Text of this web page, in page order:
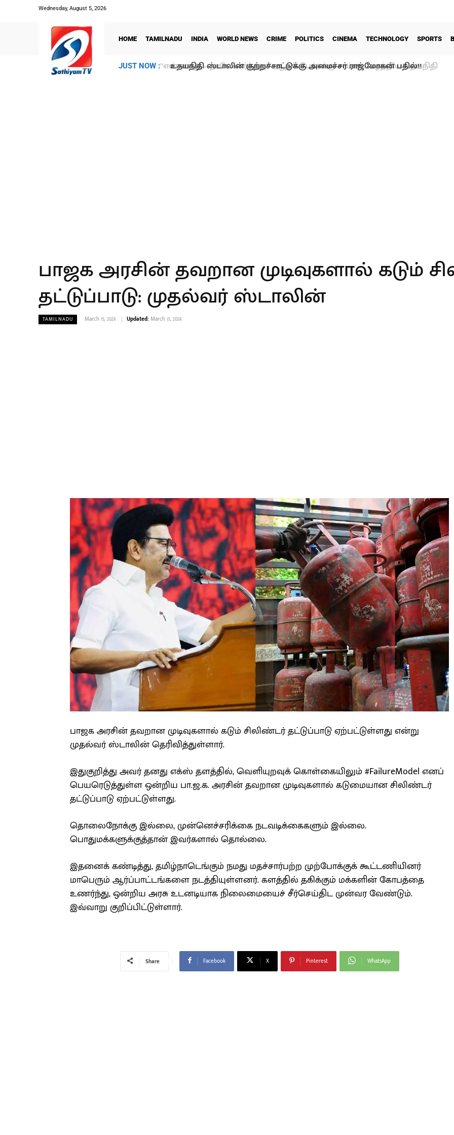
Wednesday, August 5, 2026
HOME TAMILNADU INDIA WORLD NEWS CRIME POLITICS CINEMA TECHNOLOGY SPORTS
JUST NOW : உதயநிதி ஸ்டாலின் குற்றச்சாட்டுக்கு அமைச்சர் ராஜ்மோகன் பதில்!!
பாஜக அரசின் தவறான முடிவுகளால் கடும்
தட்டுப்பாடு: முதல்வர் ஸ்டாலின்
TAMILNADU March 15, 2026 Updated: March 15, 2026
பாஜக அரசின் தவறான முடிவுகளால் கடும் சிலிண்டர் தட்டுப்பாடு ஏற்பட்டுள்ளது என்று
முதல்வர் ஸ்டாலின் தெரிவித்துள்ளார்.
இதுகுறித்து அவர் தனது எக்ஸ் தளத்தில், வெளியுறவுக் கொள்கையிலும் #FailureModel எனப்
பெயரெடுத்துள்ள ஒன்றிய பா.ஜ.க. அரசின் தவறான முடிவுகளால் கடுமையான சிலிண்டர்
தட்டுப்பாடு ஏற்பட்டுள்ளது.
தொலைநோக்கு இல்லை, முன்னெச்சரிக்கை நடவடிக்கைகளும் இல்லை.
பொதுமக்களுக்குத்தான் இவர்களால் தொல்லை.
இதனைக் கண்டித்து, தமிழ்நாடெங்கும் நமது மதச்சார்பற்ற முற்போக்குக் கூட்டணியினர்
மாபெரும் ஆர்ப்பாட்டங்களை நடத்தியுள்ளனர். களத்தில் தகிக்கும் மக்களின் கோபத்தை
உணர்ந்து, ஒன்றிய அரசு உடனடியாக நிலைமையைச் சீர்செய்திட முன்வர வேண்டும்.
இவ்வாறு குறிப்பிட்டுள்ளார்.
Share Facebook X Pinterest WhatsApp